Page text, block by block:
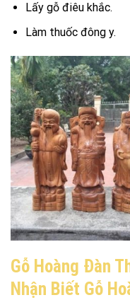
Lấy gỗ điêu khắc.
Làm thuốc đông y.
Gỗ Hoàng Đàn
Nhận Biết Gỗ